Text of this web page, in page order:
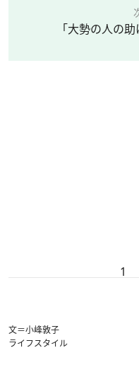
「大勢の人の
1
文＝小峰敦子
ライフスタイル